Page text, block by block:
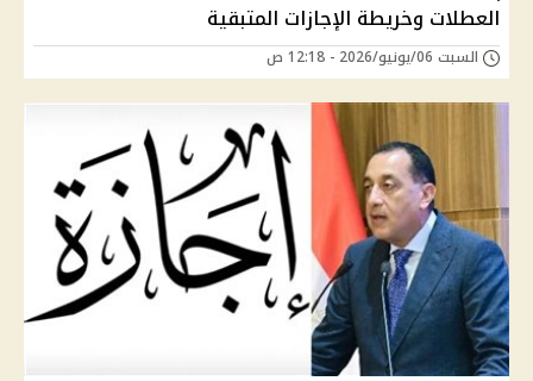
العطلات وخريطة الإجازات المتبقية
السبت 06/يونيو/2026 - 12:18 ص